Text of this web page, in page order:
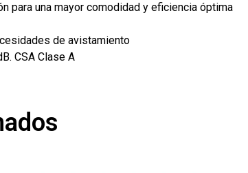
para una mayor comodidad y eficiencia óptima
de avistamiento
CSA Clase A